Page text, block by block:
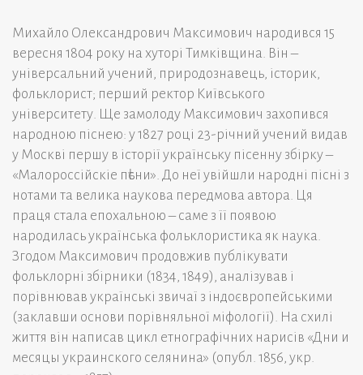
Михайло Олександрович Максимович народився 15
вересня 1804 року на хуторі Тимківщина. Він –
універсальний учений, природознавець, історик,
фольклорист; перший ректор Київського
університету. Ще замолоду Максимович захопився
народною піснею: у 1827 році 23-річний учений видав
у Москві першу в історії українську пісенну збірку –
«Малороссійскіе пѣсни». До неї увійшли народні пісні з
нотами та велика наукова передмова автора. Ця
праця стала епохальною – саме з її появою
народилась українська фольклористика як наука.
Згодом Максимович продовжив публікувати
фольклорні збірники (1834, 1849), аналізував і
порівнював українські звичаї з індоєвропейськими
(заклавши основи порівняльної міфології). На схилі
життя він написав цикл етнографічних нарисів «Дни и
месяцы украинского селянина» (опубл. 1856, укр.